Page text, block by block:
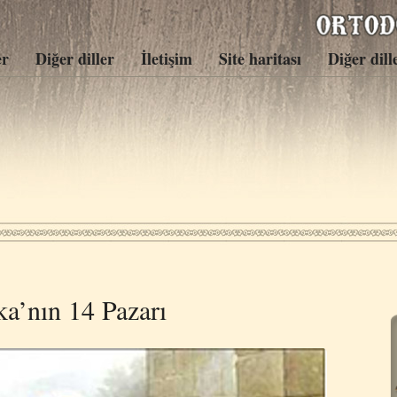
Diğer diller İletişim Site haritası Diğer
14 Pazarı